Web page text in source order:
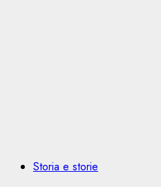
Storia e storie